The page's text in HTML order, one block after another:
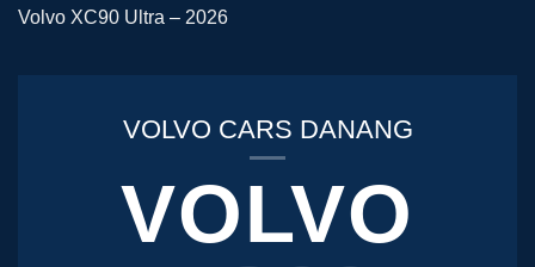
Volvo XC90 Ultra – 2026
VOLVO CARS DANANG
VOLVO